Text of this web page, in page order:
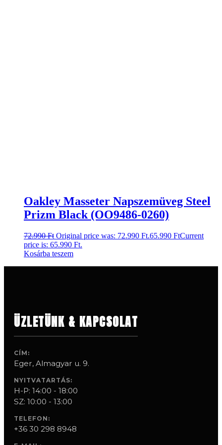
Oakley Masseter Napszemüveg Steel
Prizm Black (OO9486-0260)
72.990Ft Original price was: 72.990 Ft.65.990 FtCurrent
price is: 65.990 Ft.
Kosárba teszem
ÜZLETÜNK & KAPCSOLAT
CÍM:
Eger, Almagyar u. 9.
NYITVATARTÁS:
H-P: 14:00 - 18:00
SZ: 10:00 - 13:00
TELEFON:
+36 30 298 8948